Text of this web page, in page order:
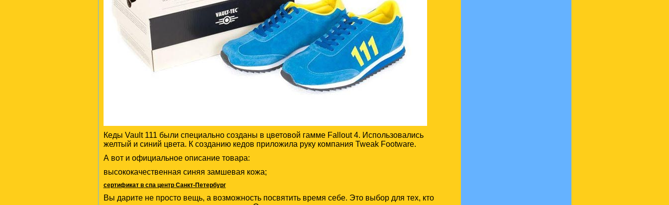
Кеды Vault 111 были специально созданы в цветовой гамме Fallout 4. Использовались
желтый и синий цвета. К созданию кедов приложила руку компания Tweak Footware.
А вот и официальное описание товара:
высококачественная синяя замшевая кожа;
сертификат в спа центр Санкт-Петербург
Вы дарите не просто вещь, а возможность посвятить время себе. Это выбор для тех, кто